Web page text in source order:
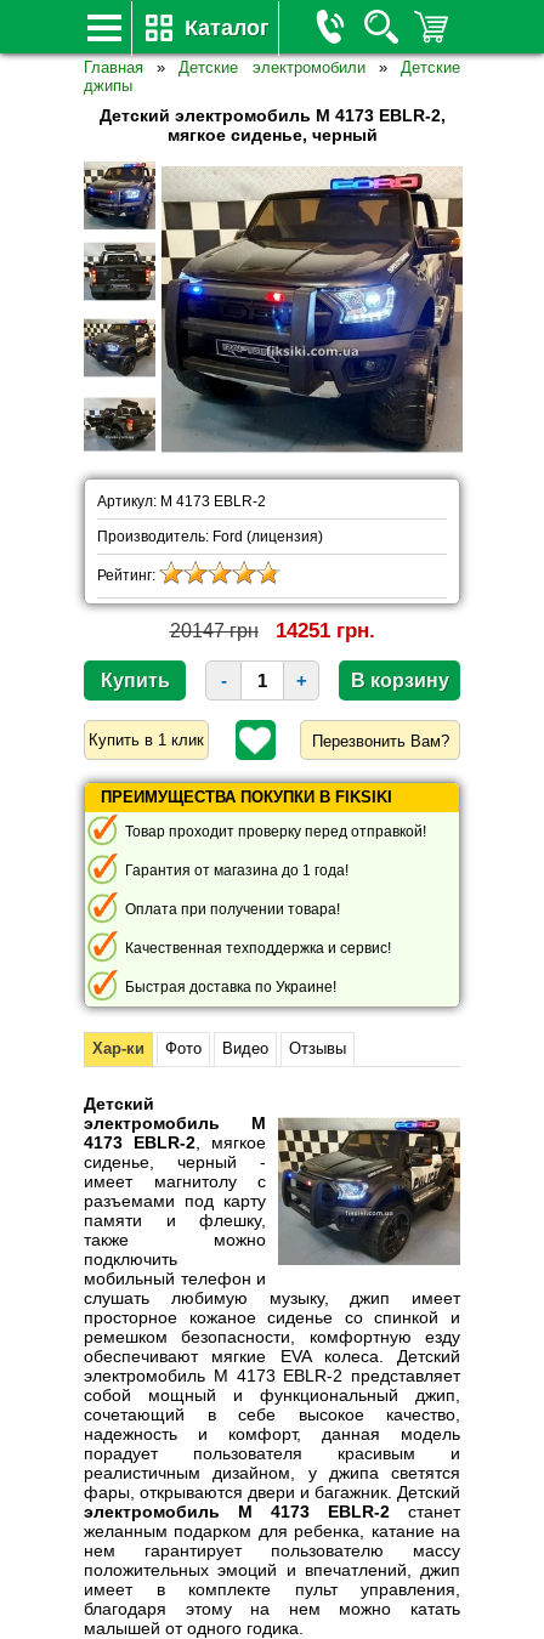
Каталог
Главная »Детские электромобили »Детские
джипы
Детский электромобиль M 4173 EBLR-2,
мягкое сиденье, черный
Артикул: M 4173 EBLR-2
Производитель: Ford (лицензия)
Рейтинг:
20147 грн 14251 грн.
- +
Перезвонить Вам?
ПРЕИМУЩЕСТВА ПОКУПКИ В FIKSIKI
Товар проходит проверку перед отправкой!
Гарантия от магазина до 1 года!
Оплата при получении товара!
Качественная техподдержка и сервис!
Быстрая доставка по Украине!
Хар-ки Фото Видео Отзывы
Детский
электромобиль M
4173 EBLR-2 , мягкое
сиденье, черный -
имеет магнитолу с
разъемами под карту
памяти и флешку,
также можно
подключить
мобильный телефон и
слушать любимую музыку, джип имеет
просторное кожаное сиденье со спинкой и
ремешком безопасности, комфортную езду
обеспечивают мягкие EVA колеса. Детский
электромобиль M 4173 EBLR-2 представляет
собой мощный и функциональный джип,
сочетающий в себе высокое качество,
надежность и комфорт, данная модель
порадует пользователя красивым и
реалистичным дизайном, у джипа светятся
фары, открываются двери и багажник. Детский
электромобиль M 4173 EBLR-2 станет
желанным подарком для ребенка, катание на
нем гарантирует пользователю массу
положительных эмоций и впечатлений, джип
имеет в комплекте пульт управления,
благодаря этому на нем можно катать
малышей от одного годика.